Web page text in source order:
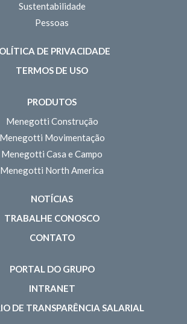
Sustentabilidade
Pessoas
DE PRIVACIDADE
TERMOS DE USO
PRODUTOS
Menegotti Construção
Menegotti Movimentação
Menegotti Casa e Campo
Menegotti North America
NOTÍCIAS
TRABALHE CONOSCO
CONTATO
PORTAL DO GRUPO
INTRANET
DE TRANSPARÊNCIA SALARIAL